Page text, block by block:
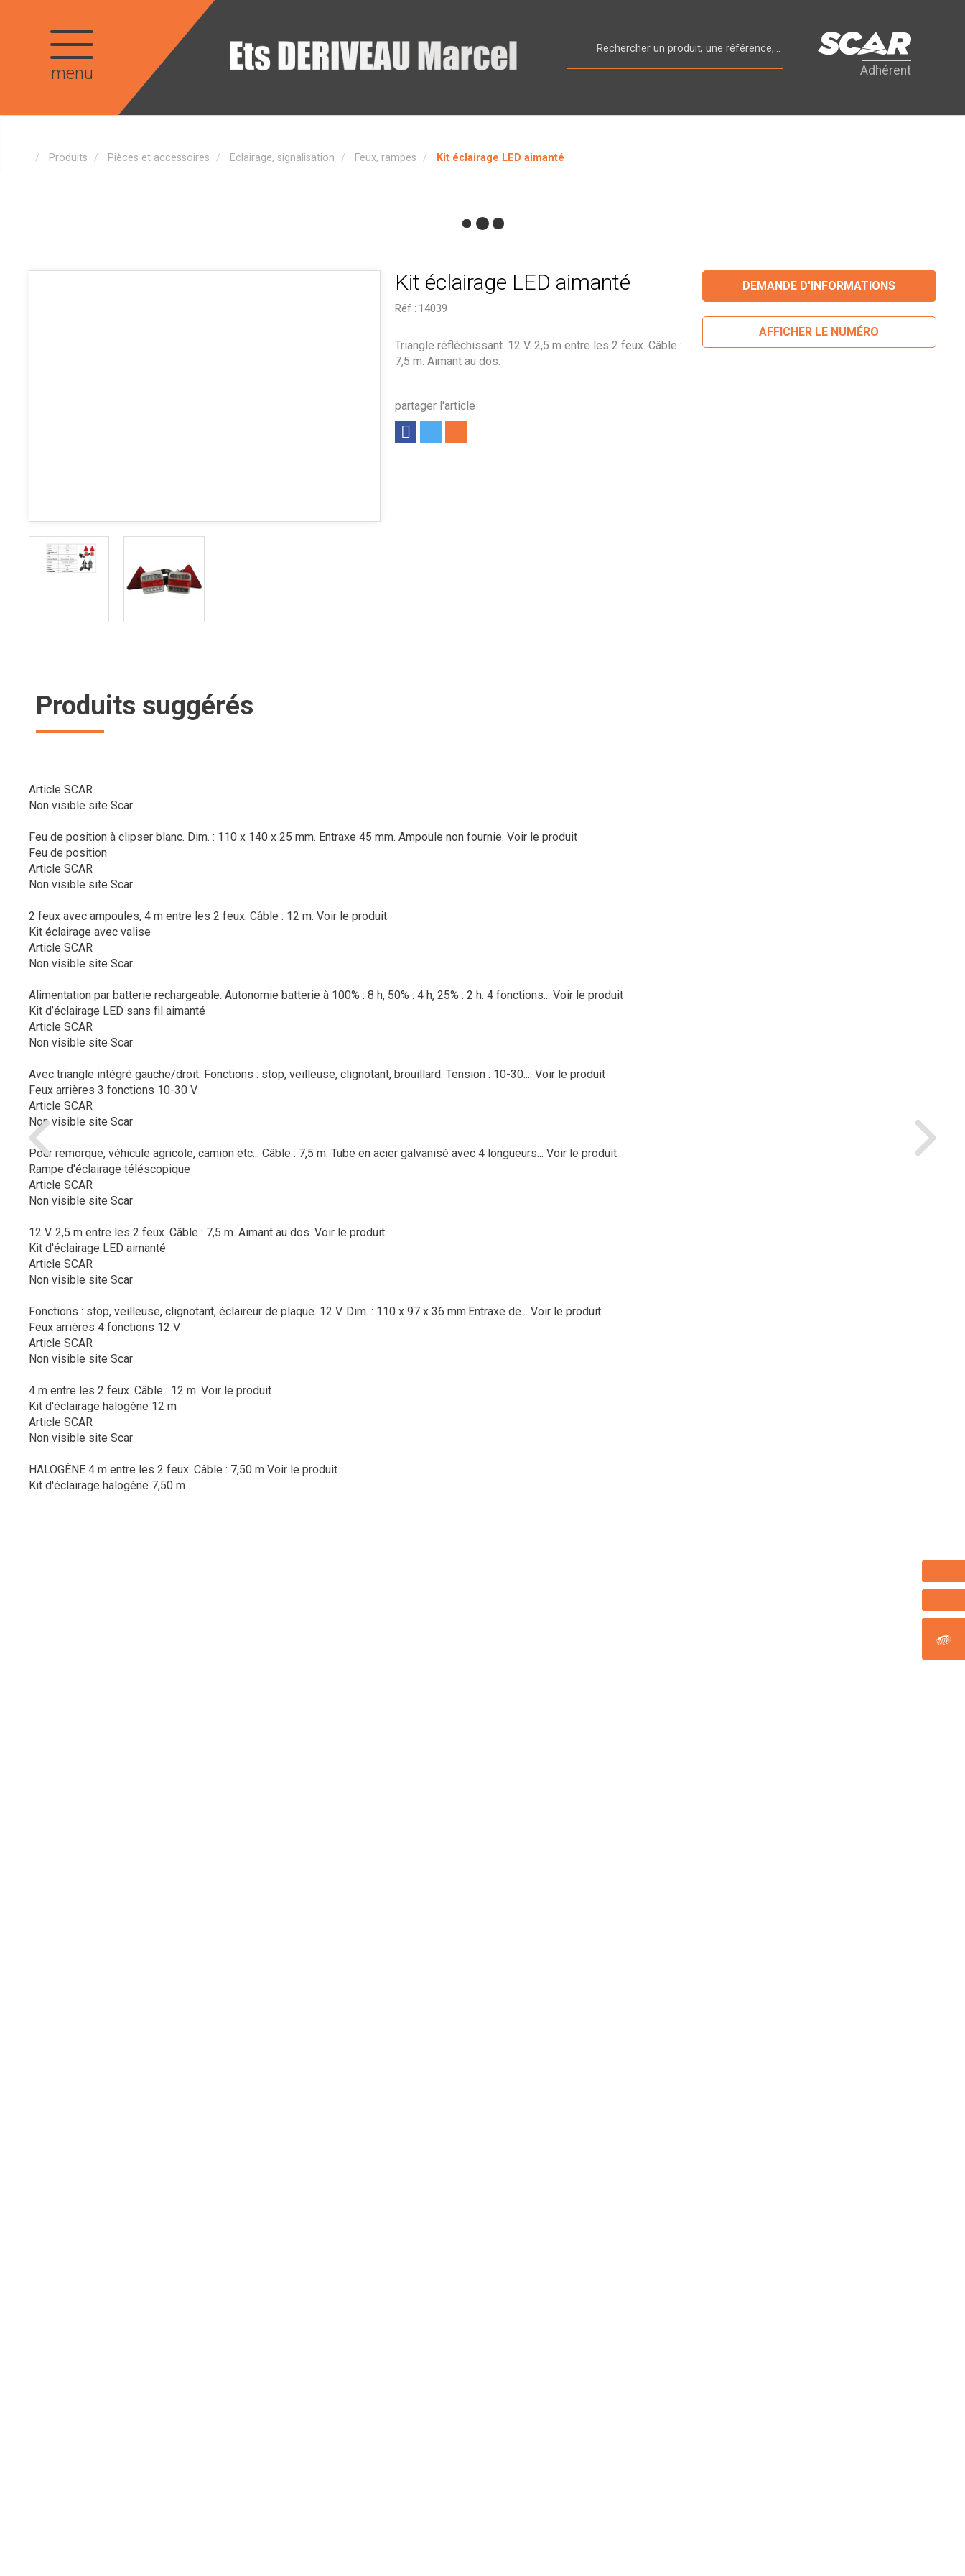
menu Adhérent
Produits Pièces et accessoires Eclairage, signalisation Feux, rampes Kit éclairage LED aimanté
Kit éclairage LED aimanté
Réf : 14039
partager l'article
Triangle réfléchissant. 12 V. 2,5 m entre les 2 feux. Câble :
7,5 m. Aimant au dos.
DEMANDE D'INFORMATIONS
AFFICHER LE NUMÉRO
Produits suggérés
Article SCAR
Non visible site Scar
Feu de position à clipser blanc. Dim. : 110 x 140 x 25 mm. Entraxe 45 mm. Ampoule non fournie. Voir le produit
Feu de position
Article SCAR
Non visible site Scar
2 feux avec ampoules, 4 m entre les 2 feux. Câble : 12 m. Voir le produit
Kit éclairage avec valise
Article SCAR
Non visible site Scar
Alimentation par batterie rechargeable. Autonomie batterie à 100% : 8 h, 50% : 4 h, 25% : 2 h. 4 fonctions... Voir le produit
Kit d’éclairage LED sans fil aimanté
Article SCAR
Non visible site Scar
Avec triangle intégré gauche/droit. Fonctions : stop, veilleuse, clignotant, brouillard. Tension : 10-30.... Voir le produit
Feux arrières 3 fonctions 10-30 V
Article SCAR
Non visible site Scar
Pour remorque, véhicule agricole, camion etc... Câble : 7,5 m. Tube en acier galvanisé avec 4 longueurs... Voir le produit
Rampe d'éclairage téléscopique
Article SCAR
Non visible site Scar
12 V. 2,5 m entre les 2 feux. Câble : 7,5 m. Aimant au dos. Voir le produit
Kit d'éclairage LED aimanté
Article SCAR
Non visible site Scar
Fonctions : stop, veilleuse, clignotant, éclaireur de plaque. 12 V. Dim. : 110 x 97 x 36 mm.Entraxe de... Voir le produit
Feux arrières 4 fonctions 12 V
Article SCAR
Non visible site Scar
4 m entre les 2 feux. Câble : 12 m. Voir le produit
Kit d'éclairage halogène 12 m
Article SCAR
Non visible site Scar
HALOGÈNE 4 m entre les 2 feux. Câble : 7,50 m Voir le produit
Kit d'éclairage halogène 7,50 m